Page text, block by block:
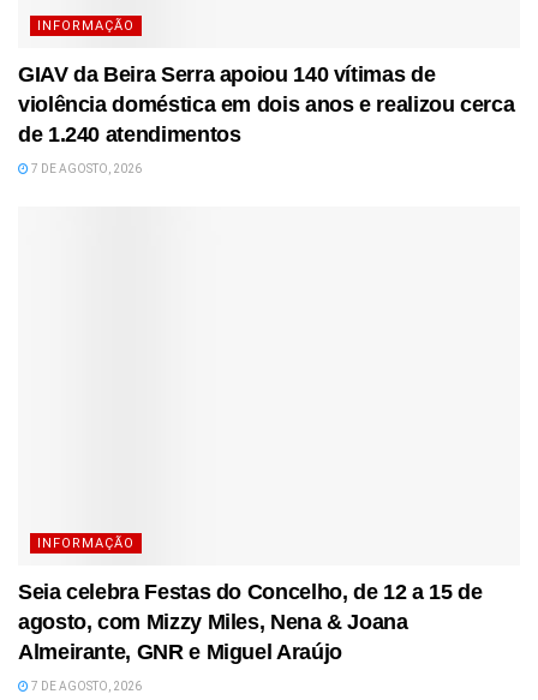
INFORMAÇÃO
GIAV da Beira Serra apoiou 140 vítimas de
violência doméstica em dois anos e realizou cerca
de 1.240 atendimentos
7 DE AGOSTO, 2026
INFORMAÇÃO
Seia celebra Festas do Concelho, de 12 a 15 de
agosto, com Mizzy Miles, Nena & Joana
Almeirante, GNR e Miguel Araújo
7 DE AGOSTO, 2026